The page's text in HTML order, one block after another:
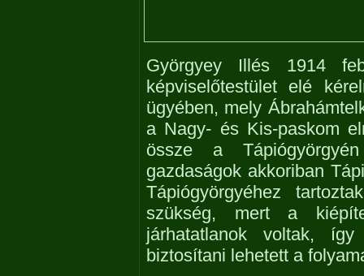
Györgyey Illés 1914
képviselőtestület elé
ügyében, mely
a Nagy- és Kis-paskom
össze a
gazdaságok akkoriban
Tápiógyörgyéhez
szükség, mert a
járhatatlanok voltak,
biztosítani lehetett a